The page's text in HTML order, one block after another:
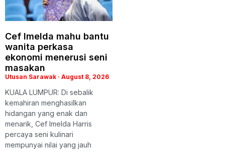
Cef Imelda mahu bantu
wanita perkasa
ekonomi menerusi seni
masakan
Utusan Sarawak August 8, 2026
KUALA LUMPUR: Di sebalik
kemahiran menghasilkan
hidangan yang enak dan
menarik, Cef Imelda Harris
percaya seni kulinari
mempunyai nilai yang jauh